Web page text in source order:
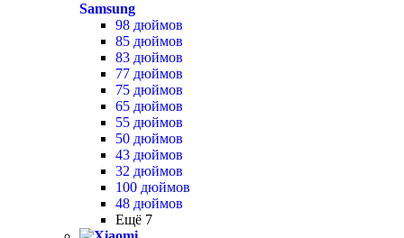
Samsung
98 дюймов
85 дюймов
83 дюймов
77 дюймов
75 дюймов
65 дюймов
55 дюймов
50 дюймов
43 дюймов
32 дюймов
100 дюймов
48 дюймов
Ещё 7